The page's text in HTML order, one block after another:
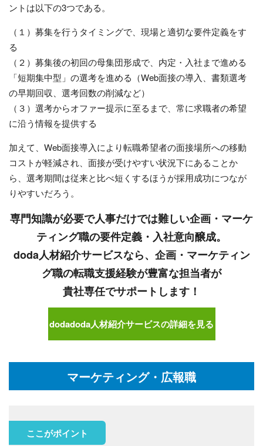
ントは以下の3つである。
（１）募集を行うタイミングで、現場と適切な要件定義をす
る
（２）募集後の初回の母集団形成で、内定・入社まで進める
「短期集中型」の選考を進める（Web面接の導入、書類選考
の早期回収、選考回数の削減など）
（３）選考からオファー提示に至るまで、常に求職者の希望
に沿う情報を提供する
加えて、Web面接導入により転職希望者の面接場所への移動
コストが軽減され、面接が受けやすい状況下にあることか
ら、選考期間は従来と比べ短くするほうが採用成功につなが
りやすいだろう。
専門知識が必要で人事だけでは難しい企画・マーケ
ティング職の要件定義・入社意向醸成。
doda人材紹介サービスなら、企画・マーケティン
グ職の転職支援経験が豊富な担当者が
貴社専任でサポートします！
dodadoda人材紹介サービスの詳細を見る
マーケティング・広報職
ここがポイント